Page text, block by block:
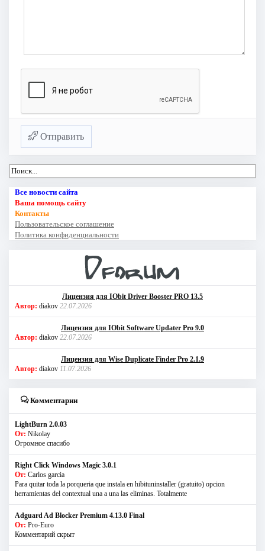
Отправить
Все новости сайта
Ваша помощь сайту
Контакты
Пользовательское соглашение
Политика конфиденциальности
Лицензия для IObit Driver Booster PRO 13.5
Автор: diakov 22.07.2026
Лицензия для IObit Software Updater Pro 9.0
Автор: diakov 22.07.2026
Лицензия для Wise Duplicate Finder Pro 2.1.9
Автор: diakov 11.07.2026
Комментарии
LightBurn 2.0.03
От: Nikolay
Огромное спасибо
Right Click Windows Magic 3.0.1
От: Carlos garcia
Para quitar toda la porqueria que instala en hibituninstaller (gratuito) opcion
herramientas del contextual una a una las eliminas. Totalmente
Adguard Ad Blocker Premium 4.13.0 Final
От: Pro-Euro
Комментарий скрыт